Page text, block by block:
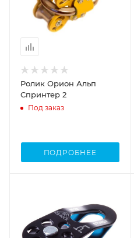
Ролик Орион Альп
Спринтер 2
Под заказ
ПОДРОБНЕЕ